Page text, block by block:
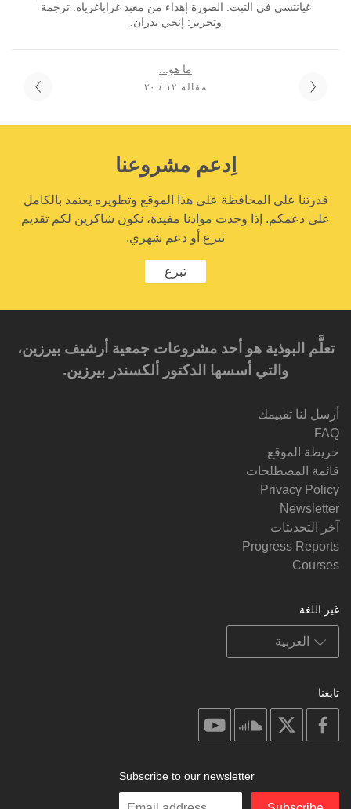
غيانتسي في التبت. الصورة إهداء من معبد غراباغرياه. ترجمة
وتحرير: إنجي بدران.
ما هو...
مقالة ١٢ / ٢٠
اِدعم مشروعنا
قدرتنا على المحافظة على هذا الموقع وتطويره يعتمد بالكامل
على دعمكم. إذا وجدت موادنا مفيدة، نكون شاكرين لكم تقديم
تبرع أو دعم شهري.
تبرع
تعلَّم البوذية هو أحد مشروعات جمعية أرشيف بيرزين،
والتي أسسها الدكتور ألكسندر بيرزين.‎‎
أرسل لنا تقييمك
FAQ
خريطة الموقع
قائمة المصطلحات
Privacy Policy
Newsletter
آخر التحديثات
Progress Reports
Courses
غير اللغة
تابعنا
facebook
soundcloud
Subscribe to our newsletter
Enter